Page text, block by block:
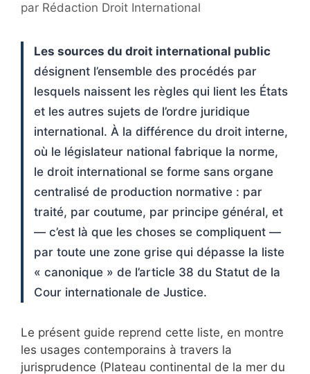
par Rédaction Droit International
Les sources du droit international public
désignent l’ensemble des procédés par
lesquels naissent les règles qui lient les États
et les autres sujets de l’ordre juridique
international. À la différence du droit interne,
où le législateur national fabrique la norme,
le droit international se forme sans organe
centralisé de production normative : par
traité, par coutume, par principe général, et
— c’est là que les choses se compliquent —
par toute une zone grise qui dépasse la liste
« canonique » de l’article 38 du Statut de la
Cour internationale de Justice.
Le présent guide reprend cette liste, en montre
les usages contemporains à travers la
jurisprudence (Plateau continental de la mer du